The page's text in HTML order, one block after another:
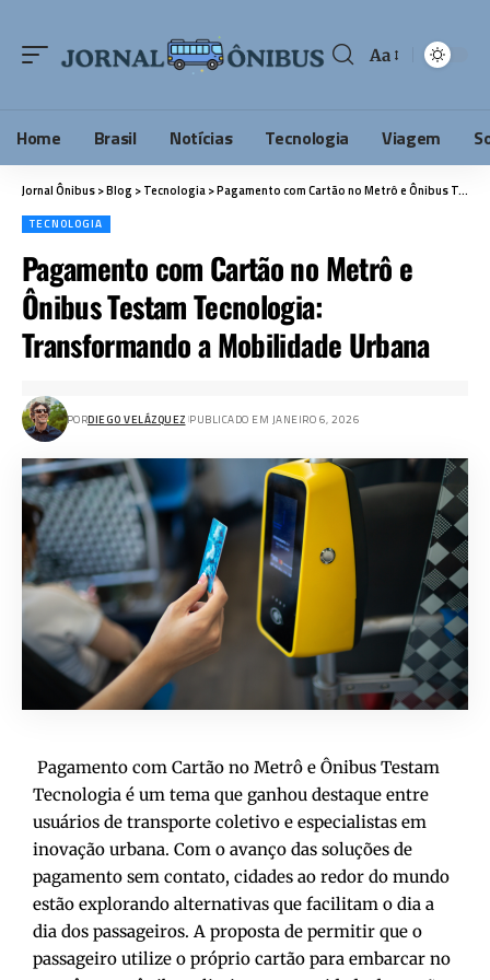
Aa
Home Brasil Notícias Tecnologia Viagem
Jornal Ônibus>Blog >Tecnologia>Pagamento com Cartão no Metrô e Ônibus Testam Tecnologia: Transformando a Mobilidade Urbana
TECNOLOGIA
Pagamento com Cartão no Metrô e
Ônibus Testam Tecnologia:
Transformando a Mobilidade Urbana
PORDIEGO VELÁZQUEZ PUBLICADO EM JANEIRO 6, 2026
Pagamento com Cartão no Metrô e Ônibus Testam
Tecnologia é um tema que ganhou destaque entre
usuários de transporte coletivo e especialistas em
inovação urbana. Com o avanço das soluções de
pagamento sem contato, cidades ao redor do mundo
estão explorando alternativas que facilitam o dia a
dia dos passageiros. A proposta de permitir que o
passageiro utilize o próprio cartão para embarcar no